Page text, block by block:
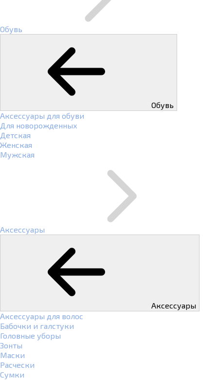
Обувь
Обувь
Аксессуары для обуви
Для новорожденных
Детская
Женская
Мужская
Аксессуары
Аксессуары
Аксессуары для волос
Бабочки и галстуки
Головные уборы
Зонты
Маски
Расчески
Сумки